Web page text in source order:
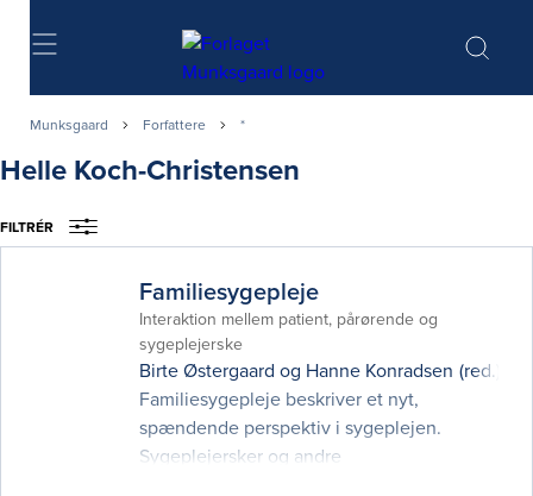
Søg
Munksgaard Forfattere *
Helle Koch-Christensen
FILTRÉR
Familiesygepleje
Interaktion mellem patient, pårørende og
sygeplejerske
Birte Østergaard og Hanne Konradsen (red.)
Familiesygepleje beskriver et nyt,
spændende perspektiv i sygeplejen.
Sygeplejersker og andre